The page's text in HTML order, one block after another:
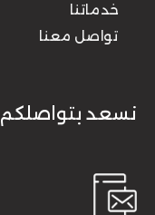
خدماتنا
تواصل معنا
نسعد بتواصلكم